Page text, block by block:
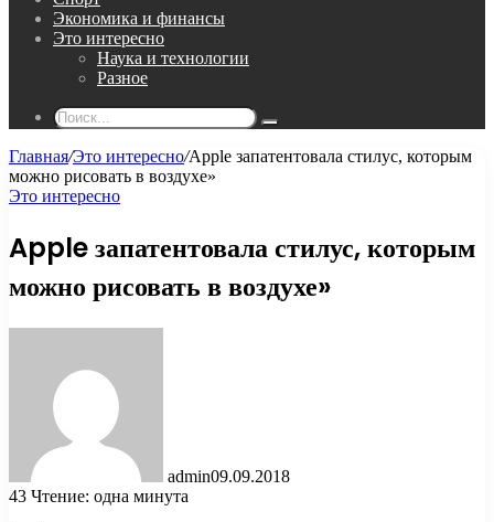
Экономика и финансы
Это интересно
Наука и технологии
Разное
Поиск...
Главная/Это интересно/Apple запатентовала стилус, которым
можно рисовать в воздухе»
Это интересно
Apple запатентовала стилус, которым
можно рисовать в воздухе»
admin09.09.2018
43 Чтение: одна минута